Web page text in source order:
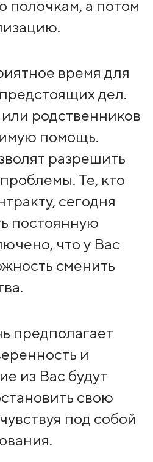
полочкам, а потом
время для
дел.
родственников
помощь.
разрешить
Те, кто
сегодня
постоянную
что у Вас
сменить
предполагает
и
из Вас будут
свою
под собой